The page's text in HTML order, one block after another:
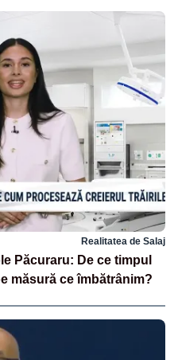
Realitatea de Salaj
Păcuraru: De ce timpul
măsură ce îmbătrânim?